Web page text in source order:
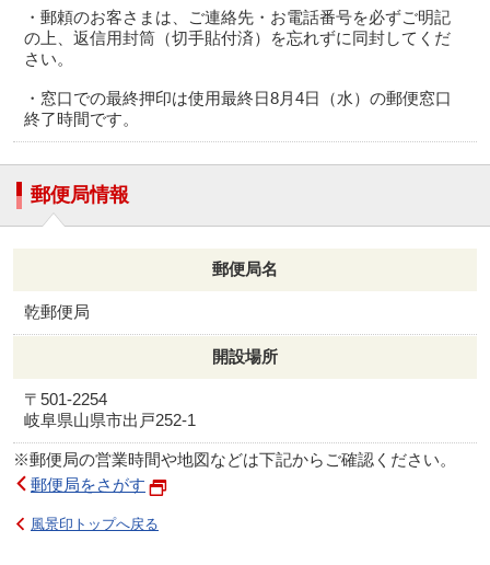
・郵頼のお客さまは、ご連絡先・お電話番号を必ずご明記
の上、返信用封筒（切手貼付済）を忘れずに同封してくだ
さい。
・窓口での最終押印は使用最終日8月4日（水）の郵便窓口
終了時間です。
郵便局情報
郵便局名
乾郵便局
開設場所
〒501-2254
岐阜県山県市出戸252-1
※郵便局の営業時間や地図などは下記からご確認ください。
郵便局をさがす
風景印トップへ戻る